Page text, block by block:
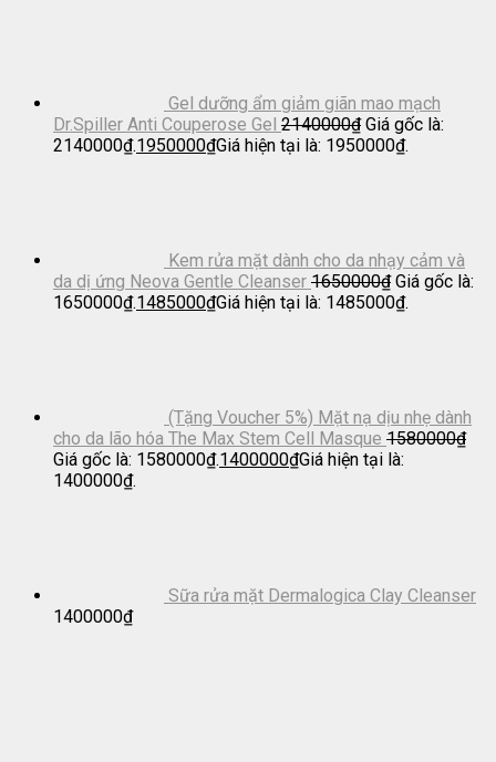
Gel dưỡng ẩm giảm giãn mao mạch
Dr.Spiller Anti Couperose Gel 2140000₫ Giá gốc là:
2140000₫.1950000₫Giá hiện tại là: 1950000₫.
Kem rửa mặt dành cho da nhạy cảm và
da dị ứng Neova Gentle Cleanser 1650000₫ Giá gốc là:
1650000₫.1485000₫Giá hiện tại là: 1485000₫.
(Tặng Voucher 5%) Mặt nạ dịu nhẹ dành
cho da lão hóa The Max Stem Cell Masque 1580000₫
Giá gốc là: 1580000₫.1400000₫Giá hiện tại là:
1400000₫.
Sữa rửa mặt Dermalogica Clay Cleanser
1400000₫